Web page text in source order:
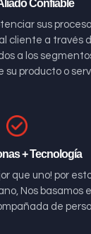
Confiable
sus
cliente a través
a los
su producto o
+ Tecnología
que uno! por
Nos basamos
de